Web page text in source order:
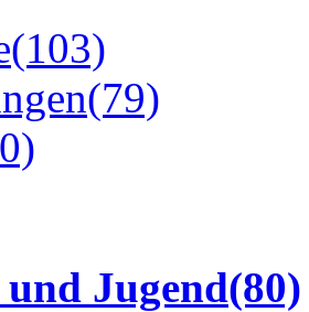
(103)
(79)
Jugend(80)